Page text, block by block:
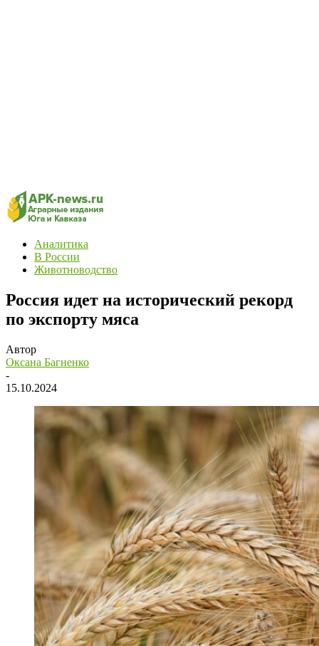
Аналитика
В России
Животноводство
Россия идет на исторический рекорд
по экспорту мяса
Автор
Оксана Багненко
-
15.10.2024